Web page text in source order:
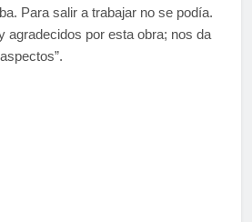
Para salir a trabajar no se podía.
agradecidos por esta obra; nos da